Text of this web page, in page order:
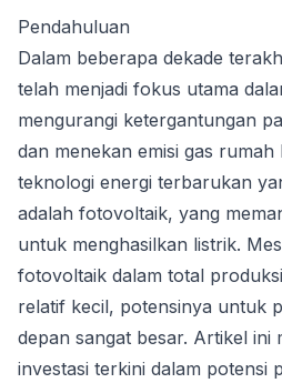
Pendahuluan
Dalam beberapa dekade
telah menjadi fokus utama
mengurangi ketergantungan
dan menekan emisi gas rumah
teknologi energi terbarukan
adalah fotovoltaik, yang
untuk menghasilkan listrik.
fotovoltaik dalam total
relatif kecil, potensinya untuk
depan sangat besar. Artikel ini
investasi terkini dalam potensi